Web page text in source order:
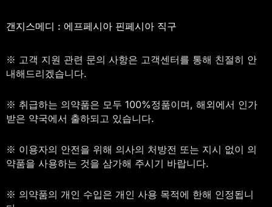
갠지스메디 : 에프페시아 핀페시아 직구
※ 고객 지원 관련 문의 사항은 고객센터를 통해 친절히 안
내해드리겠습니다.
※ 취급하는 의약품은 모두 100%정품이며, 해외에서 인가
받은 약국에서 출하되고 있습니다.
※ 이용자의 안전을 위해 의사의 처방전 또는 지시 없이 의
약품을 사용하는 것을 삼가해 주시기 바랍니다.
※ 의약품의 개인 수입은 개인 사용 목적에 한해 인정됩니